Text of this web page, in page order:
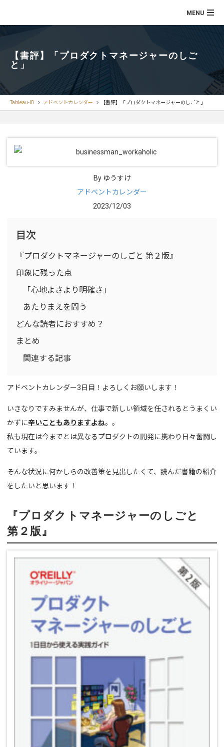
【書評】「プロダクトマネージャーのしご
と」
Tableau-ID アドベントカレンダー 【書評】「プロダクトマネージャーのしごと」
By ゆうすけ
アドベントカレンダー
2023/12/03
目次
『プロダクトマネージャーのしごと 第２版』
印象に残った点
「心地よさより明確さ」
あたりまえを問う
どんな読者におすすめ？
まとめ
関連する記事
アドベントカレンダー3日目！よろしくお願いします！
いきなりですみませんが、仕事で新しい領域を任されるとうまくい
かずに辛いこともありますよね。。
私も現在は今までとは異なるプロダクトの開発に携わり日々奮闘し
ています。
そんな状況に何かしらの改善策を見出したくて、読んだ書籍の紹介
をしたいと思います！
『プロダクトマネージャーのしごと
第２版』